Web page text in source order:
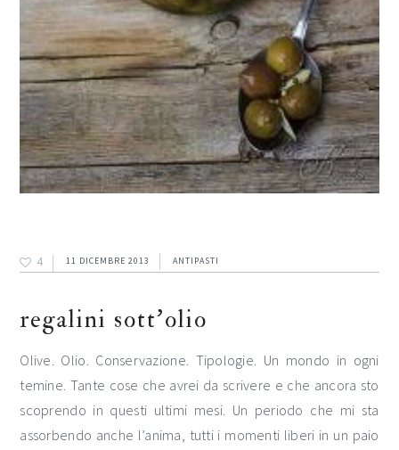
4 11 DICEMBRE 2013 ANTIPASTI
regalini sott’olio
Olive. Olio. Conservazione. Tipologie. Un mondo in ogni
temine. Tante cose che avrei da scrivere e che ancora sto
scoprendo in questi ultimi mesi. Un periodo che mi sta
assorbendo anche l’anima, tutti i momenti liberi in un paio